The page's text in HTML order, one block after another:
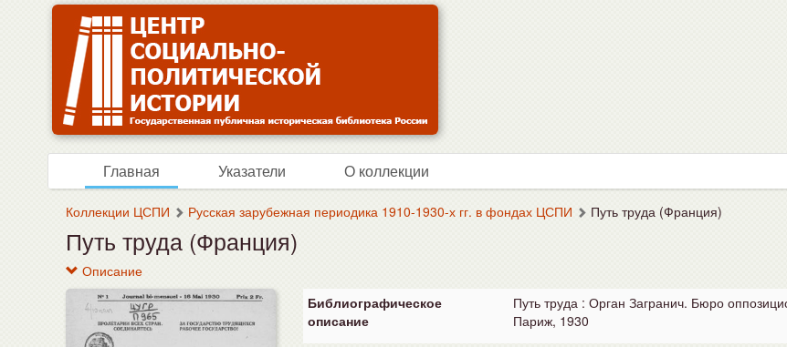
Главная Указатели О коллекции
Коллекции ЦСПИ Русская зарубежная периодика 1910-1930-х гг. в фондах ЦСПИ Путь труда (Франция)
Путь труда (Франция)
Описание
Библиографическое
описание
Путь труда : Орган Загранич. Бюро
Париж, 1930